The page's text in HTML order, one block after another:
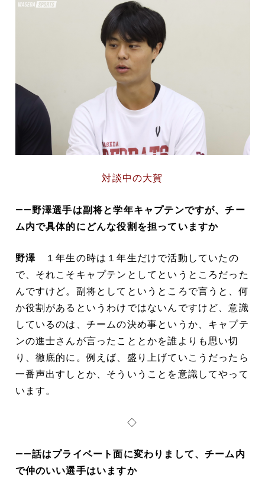
対談中の大賀
――野澤選手は副将と学年キャプテンですが、チー
ム内で具体的にどんな役割を担っていますか
野澤１年生の時は１年生だけで活動していたの
で、それこそキャプテンとしてというところだった
んですけど。副将としてというところで言うと、何
か役割があるというわけではないんですけど、意識
しているのは、チームの決め事というか、キャプテ
ンの進士さんが言ったこととかを誰よりも思い切
り、徹底的に。例えば、盛り上げていこうだったら
一番声出すしとか、そういうことを意識してやって
います。
◇
――話はプライベート面に変わりまして、チーム内
で仲のいい選手はいますか